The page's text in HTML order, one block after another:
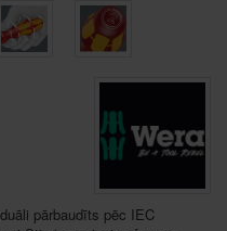
pārbaudīts pēc IEC